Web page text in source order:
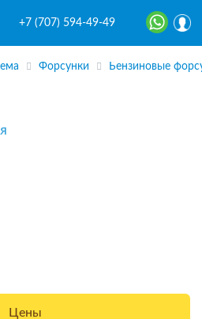
+7 (707) 594-49-49
Форсунки Бензиновые
Цены